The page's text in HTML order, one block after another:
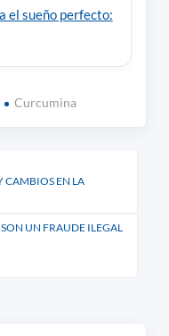
el sueño perfecto:
Curcumina
CAMBIOS EN LA
UN FRAUDE ILEGAL